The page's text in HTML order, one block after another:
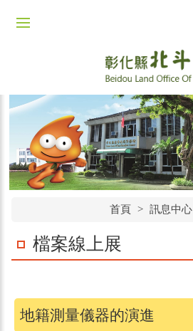
首頁 > 訊息中心
檔案線上展
地籍測量儀器的演進